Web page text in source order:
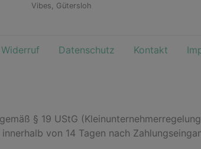
Vibes, Gütersloh
Widerruf Datenschutz Kontakt
§ 19 UStG
von 14 Tagen nach